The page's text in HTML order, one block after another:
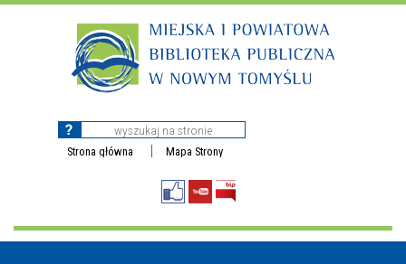
Strona główna Mapa Strony